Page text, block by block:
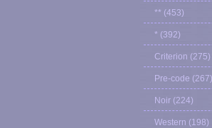
** (453)
* (392)
Criterion (275)
Pre-code (267)
Noir (224)
Western (198)